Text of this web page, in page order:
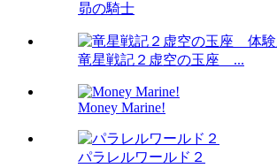
昴の騎士
竜星戦記２虚空の玉座 ...
Money Marine!
パラレルワールド２